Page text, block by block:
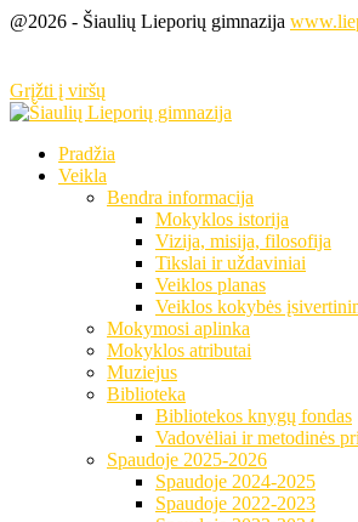
@2026 - Šiaulių Lieporių gimnazija
Grįžti į viršų
Pradžia
Veikla
Bendra informacija
Mokyklos istorija
Vizija, misija, filosofija
Tikslai ir uždaviniai
Veiklos planas
Veiklos kokybės
Mokymosi aplinka
Mokyklos atributai
Muziejus
Biblioteka
Bibliotekos knygų fondas
Vadovėliai ir metodinės
Spaudoje 2025-2026
Spaudoje 2024-2025
Spaudoje 2022-2023